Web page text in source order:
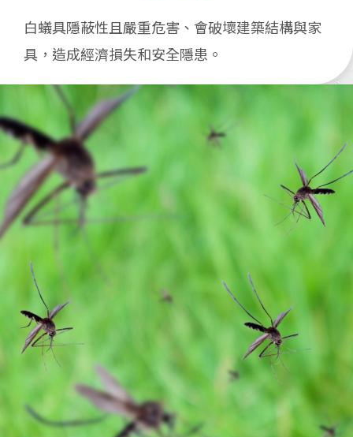
白蟻具隱蔽性且嚴重危害、會破壞建築結構與家
具，造成經濟損失和安全隱患。